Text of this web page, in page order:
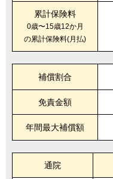
累計保険料
0歳〜15歳12か月
の累計保険料(月払)
補償割合
免責金額
年間最大補償額
通院